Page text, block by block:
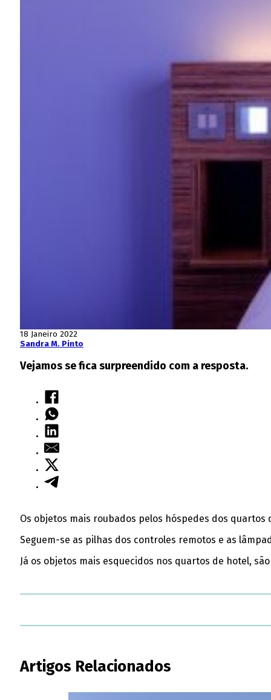
18 Janeiro 2022
Sandra M. Pinto
Vejamos se fica surpreendido com a resposta.
Os objetos mais roubados pelos hóspedes dos
Seguem-se as pilhas dos controles remotos e as
Já os objetos mais esquecidos nos quartos de hotel,
Artigos Relacionados